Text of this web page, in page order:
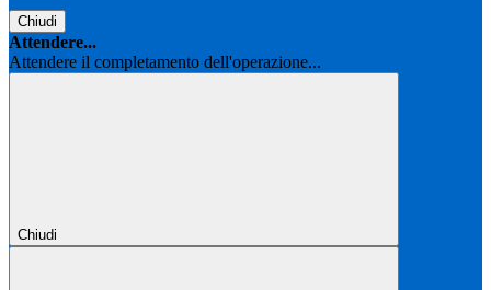
Chiudi
Attendere...
Attendere il completamento dell'operazione...
Chiudi